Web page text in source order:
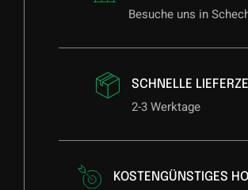
Besuche uns in
SCHNELLE
2-3 Werktage
KOSTENGÜNSTIGES